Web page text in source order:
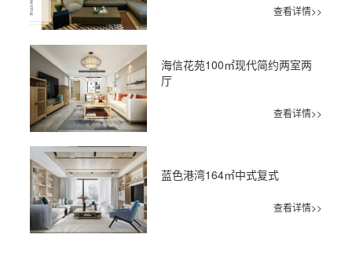
查看详情>>
海信花苑100㎡现代简约两室两
厅
查看详情>>
蓝色港湾164㎡中式复式
查看详情>>